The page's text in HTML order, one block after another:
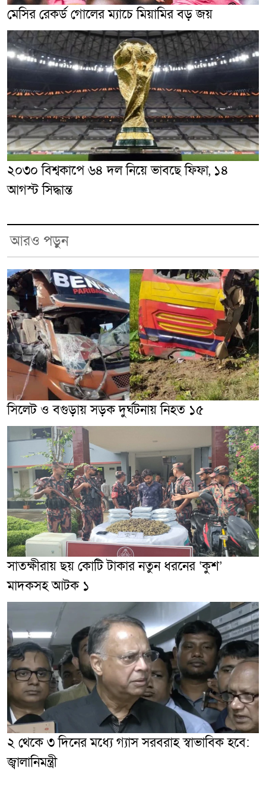
মেসির রেকর্ড গোলের ম্যাচে মিয়ামির বড় জয়
২০৩০ বিশ্বকাপে ৬৪ দল নিয়ে ভাবছে ফিফা, ১৪
আগস্ট সিদ্ধান্ত
আরও পড়ুন
সিলেট ও বগুড়ায় সড়ক দুর্ঘটনায় নিহত ১৫
সাতক্ষীরায় ছয় কোটি টাকার নতুন ধরনের ‘কুশ’
মাদকসহ আটক ১
২ থেকে ৩ দিনের মধ্যে গ্যাস সরবরাহ স্বাভাবিক হবে:
জ্বালানিমন্ত্রী